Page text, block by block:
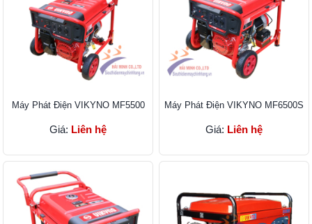
Máy Phát Điện VIKYNO MF5500
Giá: Liên hệ
Máy Phát Điện VIKYNO MF6500S
Giá: Liên hệ